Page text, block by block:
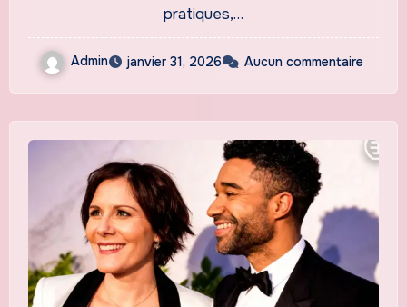
pratiques,…
Admin janvier 31, 2026 Aucun commentaire